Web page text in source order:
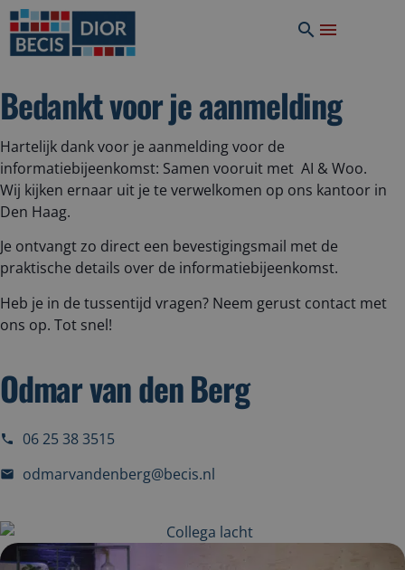
Bedankt voor je aanmelding
Hartelijk dank voor je aanmelding voor de
informatiebijeenkomst: Samen vooruit met AI & Woo.
Wij kijken ernaar uit je te verwelkomen op ons kantoor in
Den Haag.
Je ontvangt zo direct een bevestigingsmail met de
praktische details over de informatiebijeenkomst.
Heb je in de tussentijd vragen? Neem gerust contact met
ons op. Tot snel!
Odmar van den Berg
06 25 38 3515
odmarvandenberg@becis.nl